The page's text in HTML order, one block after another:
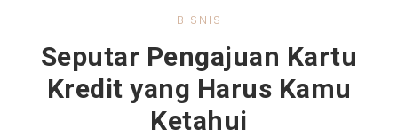
BISNIS
Seputar Pengajuan Kartu
Kredit yang Harus Kamu
Ketahui